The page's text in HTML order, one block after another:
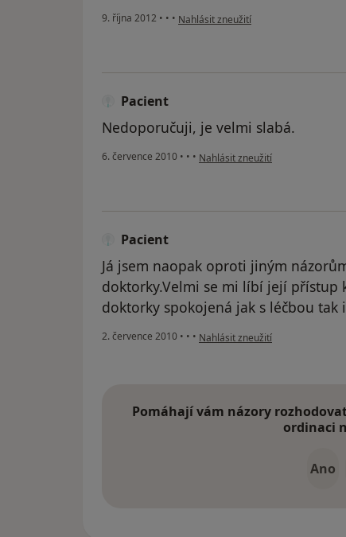
9. října 2012 • • • podle názoru uživatele Váš účet byl
Nahlásit zneužití
Pacient
Nedoporučuji, je velmi slabá.
6. července 2010 • • • podle názoru uživatele Pacient
Nahlásit zneužití
Pacient
Já jsem naopak oproti jiným
doktorky.Velmi se mi líbí její přístup
doktorky spokojená jak s léčbou tak
2. července 2010 • • • podle názoru uživatele Pacient
Nahlásit zneužití
Pomáhají vám názory
ordinaci
Ano